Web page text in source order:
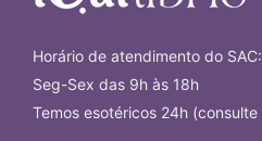
Horário de atendimento do SAC:
Seg-Sex das 9h às 18h
Temos esotéricos 24h